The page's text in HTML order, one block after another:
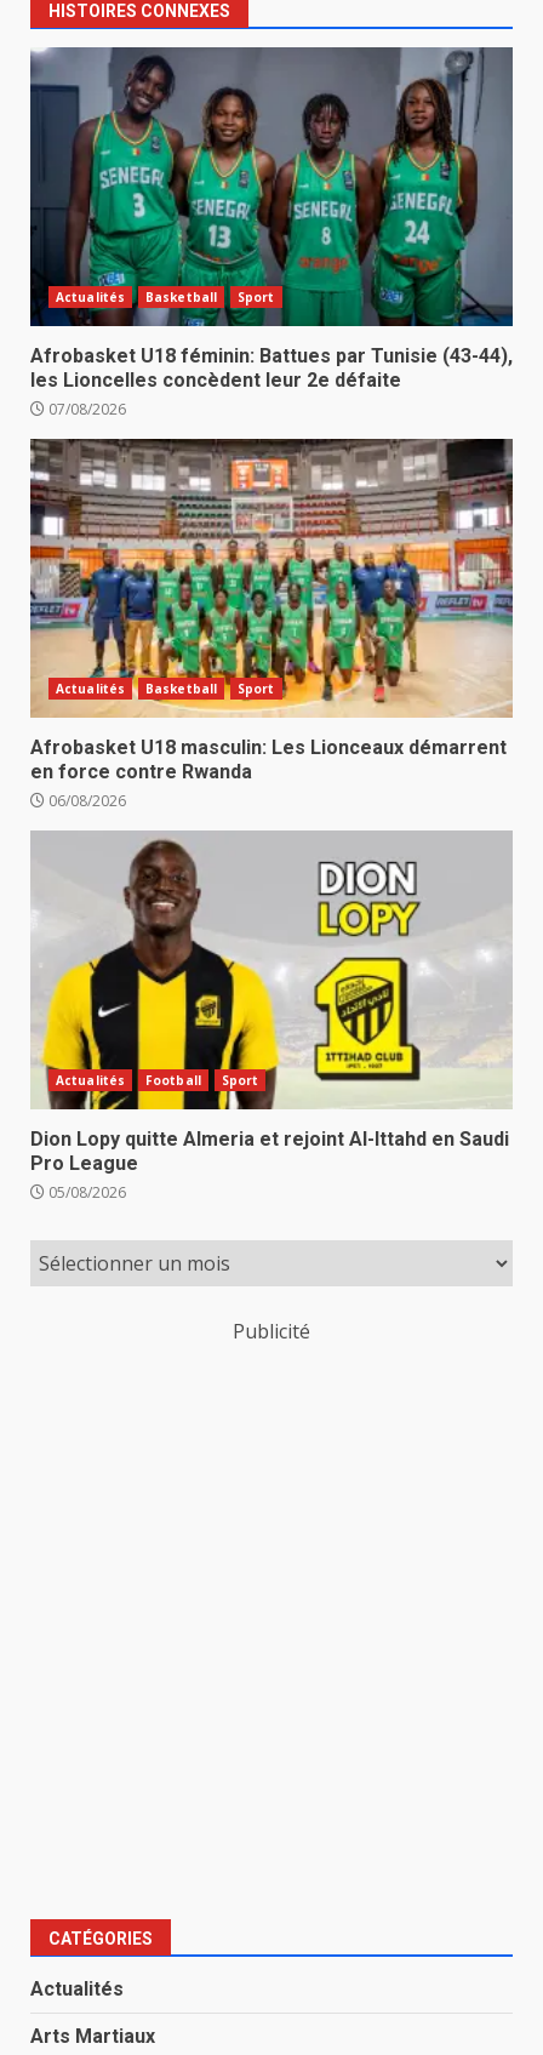
HISTOIRES CONNEXES
Actualités Basketball Sport
Afrobasket U18 féminin: Battues par Tunisie (43-44),
les Lioncelles concèdent leur 2e défaite
07/08/2026
Actualités Basketball Sport
Afrobasket U18 masculin: Les Lionceaux démarrent
en force contre Rwanda
06/08/2026
Actualités Football Sport
Dion Lopy quitte Almeria et rejoint Al-Ittahd en Saudi
Pro League
05/08/2026
Publicité
CATÉGORIES
Actualités
Arts Martiaux